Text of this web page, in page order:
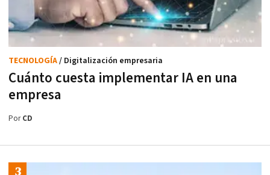
Cuánto cuesta implementar IA en una
empresa
TECNOLOGÍA/ Digitalización empresaria
PorCD